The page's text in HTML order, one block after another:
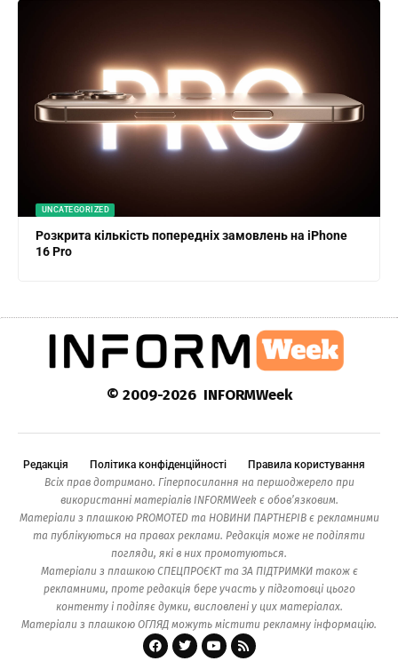
UNCATEGORIZED
Розкрита кількість попередніх замовлень на iPhone
16 Pro
© 2009-2026 INFORMWeek
Редакція Політика конфіденційності
Правила користування
Всіх прав дотримано. Гіперпосилання на першоджерело при
використанні матеріалів INFORMWeek є обов’язковим.
Матеріали з плашкою PROMOTED та НОВИНИ ПАРТНЕРІВ є рекламними
та публікуються на правах реклами. Редакція може не поділяти
погляди, які в них промотуються.
Матеріали з плашкою СПЕЦПРОЄКТ та ЗА ПІДТРИМКИ також є
рекламними, проте редакція бере участь у підготовці цього
контенту і поділяє думки, висловлені у цих матеріалах.
Матеріали з плашкою ОГЛЯД можуть містити рекламну інформацію.